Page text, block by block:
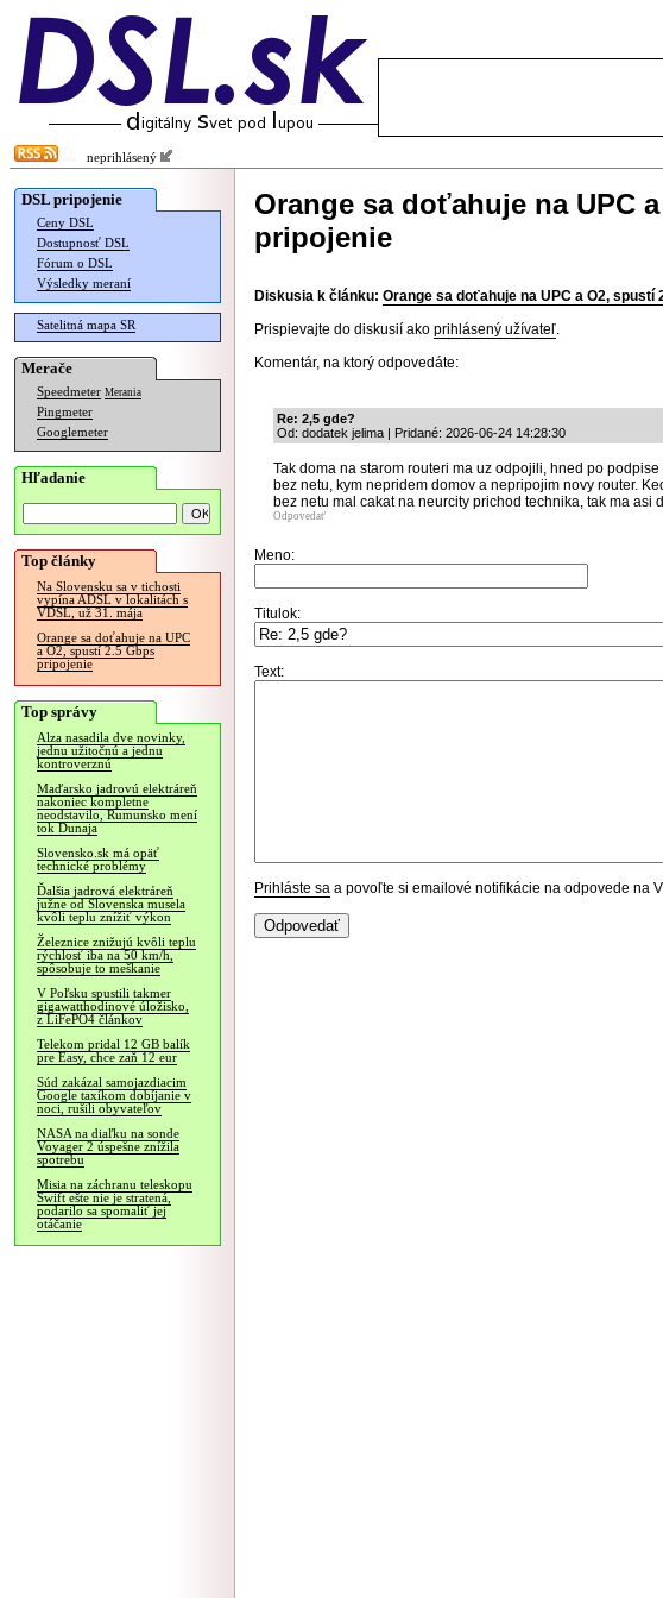
neprihlásený
DSL pripojenie
Ceny DSL
Dostupnosť DSL
Fórum o DSL
Výsledky meraní
Satelitná mapa SR
Merače
Speedmeter Merania
Pingmeter
Googlemeter
Hľadanie
Top články
Na Slovensku sa v tichosti
vypína ADSL v lokalitách s
VDSL, už 31. mája
Orange sa doťahuje na UPC
a O2, spustí 2.5 Gbps
pripojenie
Top správy
Alza nasadila dve novinky,
jednu užitočnú a jednu
kontroverznú
Maďarsko jadrovú elektráreň
nakoniec kompletne
neodstavilo, Rumunsko mení
tok Dunaja
Slovensko.sk má opäť
technické problémy
Ďalšia jadrová elektráreň
južne od Slovenska musela
kvôli teplu znížiť výkon
Železnice znižujú kvôli teplu
rýchlosť iba na 50 km/h,
spôsobuje to meškanie
V Poľsku spustili takmer
gigawatthodinové úložisko,
z LiFePO4 článkov
Telekom pridal 12 GB balík
pre Easy, chce zaň 12 eur
Súd zakázal samojazdiacim
Google taxíkom dobíjanie v
noci, rušili obyvateľov
NASA na diaľku na sonde
Voyager 2 úspešne znížila
spotrebu
Misia na záchranu teleskopu
Swift ešte nie je stratená,
podarilo sa spomaliť jej
otáčanie
Orange sa doťahuje na UPC
pripojenie
Diskusia k článku: Orange sa doťahuje na UPC a O2, spustí
Prispievajte do diskusií ako prihlásený užívateľ.
Komentár, na ktorý odpovedáte:
Re: 2,5 gde?
Od: dodatek jelima | Pridané: 2026-06-24 14:28:30
Tak doma na starom routeri ma uz odpojili, hned po
bez netu, kym nepridem domov a nepripojim novy router.
bez netu mal cakat na neurcity prichod technika, tak ma asi
Odpovedať
Meno:
Titulok:
Text:
Prihláste sa a povoľte si emailové notifikácie na odpovede na